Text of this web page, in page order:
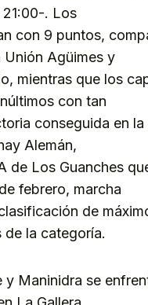
21:00-. Los
con 9 puntos,
Unión Agüimes y
mientras que los
con tan
conseguida en la
Alemán,
de Los Guanches
febrero, marcha
de
de la categoría.
y Maninidra se